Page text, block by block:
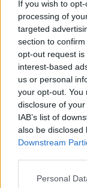
If you wish to
processing of
targeted
section to
opt-out request
interest-based
us or personal
your opt-out. You
disclosure of
IAB’s list of
also be disclosed
Downstream
Personal
Ermal Pashaj:
Ramës nuk e
protestën,
rikthejnë
tjetri
Mojtaba